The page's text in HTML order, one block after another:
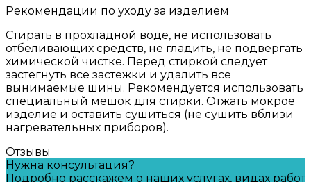
Рекомендации по уходу за изделием
Стирать в прохладной воде, не использовать
отбеливающих средств, не гладить, не подвергать
химической чистке. Перед стиркой следует
застегнуть все застежки и удалить все
вынимаемые шины. Рекомендуется использовать
специальный мешок для стирки. Отжать мокрое
изделие и оставить сушиться (не сушить вблизи
нагревательных приборов).
Отзывы
Нужна консультация?
Подробно расскажем о наших услугах, видах работ